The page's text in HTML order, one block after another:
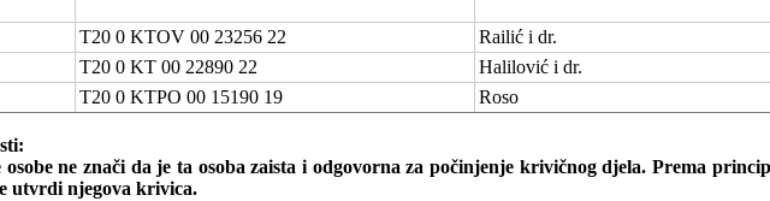
T20 0 KTOV 00 23256 22 Railić i dr.
T20 0 KT 00 22890 22 Halilović i dr.
T20 0 KTPO 00 15190 19 Roso
ne znači da je ta osoba zaista i odgovorna za počinjenje krivičnog djela. Prema
utvrdi njegova krivica.